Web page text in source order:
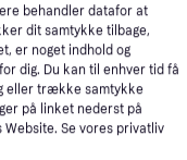
behandler datafor at
dit samtykke tilbage,
er noget indhold og
dig. Du kan til enhver tid få
eller trække samtykke
på linket nederst på
Website. Se vores privatliv